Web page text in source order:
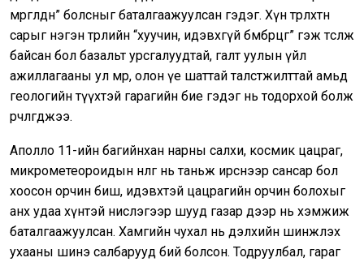
мөргөлдөөн” болсныг баталгаажуулсан гэдэг. Хүн төрөлхтөн
сарыг нэгэн төрлийн “хуучин, идэвхгүй бөмбөрцөг” гэж төсөөлж
байсан бол базальт урсгалуудтай, галт уулын үйл
ажиллагааны ул мөр, олон үе шаттай талстжилттай амьд
геологийн түүхтэй гарагийн бие гэдэг нь тодорхой болж
өөрчлөгджээ.
Аполло 11-ийн багийнхан нарны салхи, космик цацраг,
микрометеороидын нөлөөг нь таньж ирснээр сансар бол
хоосон орчин биш, идэвхтэй цацрагийн орчин болохыг
анх удаа хүнтэй нислэгээр шууд газар дээр нь хэмжиж
баталгаажуулсан. Хамгийн чухал нь дэлхийн шинжлэх
ухааны шинэ салбарууд бий болсон. Тодруулбал, гараг